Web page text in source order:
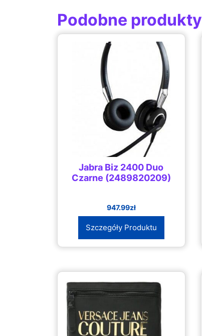
Podobne produkty
Jabra Biz 2400 Duo
Czarne (2489820209)
947.99zł
Szczegóły Produktu